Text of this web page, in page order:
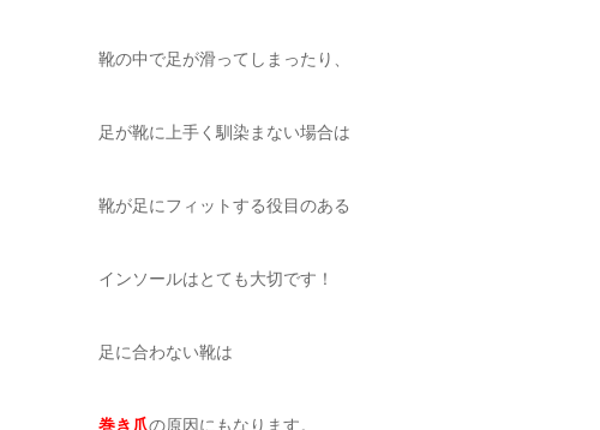
靴の中で足が滑ってしまったり、
足が靴に上手く馴染まない場合は
靴が足にフィットする役目のある
インソールはとても大切です！
足に合わない靴は
巻き爪の原因にもなります。